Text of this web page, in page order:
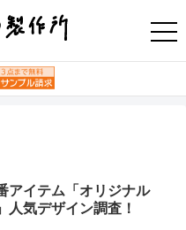
アイテム「オリジナル
人気デザイン調査！